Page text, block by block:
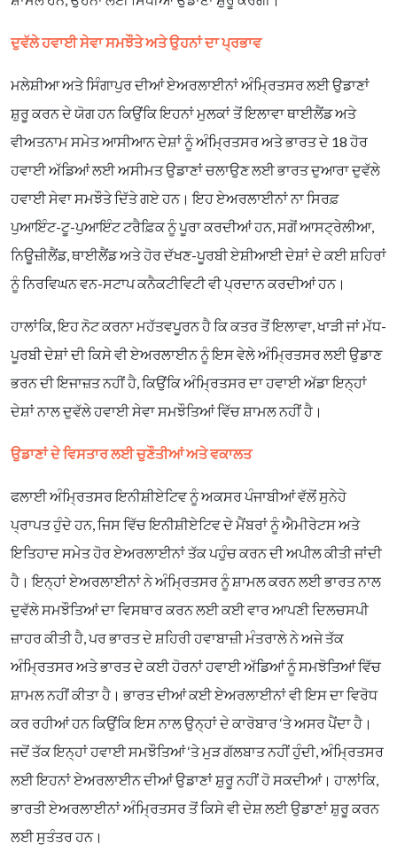
ਦੁਵੱਲੇ ਹਵਾਈ ਸੇਵਾ ਸਮਝੌਤੇ ਅਤੇ ਉਹਨਾਂ ਦਾ ਪ੍ਰਭਾਵ
ਮਲੇਸ਼ੀਆ ਅਤੇ ਸਿੰਗਾਪੁਰ ਦੀਆਂ ਏਅਰਲਾਈਨਾਂ ਅੰਮ੍ਰਿਤਸਰ ਲਈ ਉਡਾਣਾਂ
ਸ਼ੁਰੂ ਕਰਨ ਦੇ ਯੋਗ ਹਨ ਕਿਉਂਕਿ ਇਹਨਾਂ ਮੁਲਕਾਂ ਤੋਂ ਇਲਾਵਾ ਥਾਈਲੈਂਡ ਅਤੇ
ਵੀਅਤਨਾਮ ਸਮੇਤ ਆਸੀਆਨ ਦੇਸ਼ਾਂ ਨੂੰ ਅੰਮ੍ਰਿਤਸਰ ਅਤੇ ਭਾਰਤ ਦੇ 18 ਹੋਰ
ਹਵਾਈ ਅੱਡਿਆਂ ਲਈ ਅਸੀਮਤ ਉਡਾਣਾਂ ਚਲਾਉਣ ਲਈ ਭਾਰਤ ਦੁਆਰਾ ਦੁਵੱਲੇ
ਹਵਾਈ ਸੇਵਾ ਸਮਝੌਤੇ ਦਿੱਤੇ ਗਏ ਹਨ। ਇਹ ਏਅਰਲਾਈਨਾਂ ਨਾ ਸਿਰਫ਼
ਪੁਆਇੰਟ-ਟੂ-ਪੁਆਇੰਟ ਟਰੈਫ਼ਿਕ ਨੂੰ ਪੂਰਾ ਕਰਦੀਆਂ ਹਨ, ਸਗੋਂ ਆਸਟ੍ਰੇਲੀਆ,
ਨਿਊਜ਼ੀਲੈਂਡ, ਥਾਈਲੈਂਡ ਅਤੇ ਹੋਰ ਦੱਖਣ-ਪੂਰਬੀ ਏਸ਼ੀਆਈ ਦੇਸ਼ਾਂ ਦੇ ਕਈ ਸ਼ਹਿਰਾਂ
ਨੂੰ ਨਿਰਵਿਘਨ ਵਨ-ਸਟਾਪ ਕਨੈਕਟੀਵਿਟੀ ਵੀ ਪ੍ਰਦਾਨ ਕਰਦੀਆਂ ਹਨ।
ਹਾਲਾਂਕਿ, ਇਹ ਨੋਟ ਕਰਨਾ ਮਹੱਤਵਪੂਰਨ ਹੈ ਕਿ ਕਤਰ ਤੋਂ ਇਲਾਵਾ, ਖਾੜੀ ਜਾਂ ਮੱਧ-
ਪੂਰਬੀ ਦੇਸ਼ਾਂ ਦੀ ਕਿਸੇ ਵੀ ਏਅਰਲਾਈਨ ਨੂੰ ਇਸ ਵੇਲੇ ਅੰਮ੍ਰਿਤਸਰ ਲਈ ਉਡਾਣ
ਭਰਨ ਦੀ ਇਜਾਜ਼ਤ ਨਹੀਂ ਹੈ, ਕਿਉਂਕਿ ਅੰਮ੍ਰਿਤਸਰ ਦਾ ਹਵਾਈ ਅੱਡਾ ਇਨ੍ਹਾਂ
ਦੇਸ਼ਾਂ ਨਾਲ ਦੁਵੱਲੇ ਹਵਾਈ ਸੇਵਾ ਸਮਝੌਤਿਆਂ ਵਿੱਚ ਸ਼ਾਮਲ ਨਹੀਂ ਹੈ।
ਉਡਾਣਾਂ ਦੇ ਵਿਸਤਾਰ ਲਈ ਚੁਣੌਤੀਆਂ ਅਤੇ ਵਕਾਲਤ
ਫਲਾਈ ਅੰਮ੍ਰਿਤਸਰ ਇਨੀਸ਼ੀਏਟਿਵ ਨੂੰ ਅਕਸਰ ਪੰਜਾਬੀਆਂ ਵੱਲੋਂ ਸੁਨੇਹੇ
ਪ੍ਰਾਪਤ ਹੁੰਦੇ ਹਨ, ਜਿਸ ਵਿੱਚ ਇਨੀਸ਼ੀਏਟਿਵ ਦੇ ਮੈਂਬਰਾਂ ਨੂੰ ਐਮੀਰੇਟਸ ਅਤੇ
ਇਤਿਹਾਦ ਸਮੇਤ ਹੋਰ ਏਅਰਲਾਈਨਾਂ ਤੱਕ ਪਹੁੰਚ ਕਰਨ ਦੀ ਅਪੀਲ ਕੀਤੀ ਜਾਂਦੀ
ਹੈ। ਇਨ੍ਹਾਂ ਏਅਰਲਾਈਨਾਂ ਨੇ ਅੰਮ੍ਰਿਤਸਰ ਨੂੰ ਸ਼ਾਮਲ ਕਰਨ ਲਈ ਭਾਰਤ ਨਾਲ
ਦੁਵੱਲੇ ਸਮਝੌਤਿਆਂ ਦਾ ਵਿਸਥਾਰ ਕਰਨ ਲਈ ਕਈ ਵਾਰ ਆਪਣੀ ਦਿਲਚਸਪੀ
ਜ਼ਾਹਰ ਕੀਤੀ ਹੈ, ਪਰ ਭਾਰਤ ਦੇ ਸ਼ਹਿਰੀ ਹਵਾਬਾਜ਼ੀ ਮੰਤਰਾਲੇ ਨੇ ਅਜੇ ਤੱਕ
ਅੰਮ੍ਰਿਤਸਰ ਅਤੇ ਭਾਰਤ ਦੇ ਕਈ ਹੋਰਨਾਂ ਹਵਾਈ ਅੱਡਿਆਂ ਨੂੰ ਸਮਝੋਤਿਆਂ ਵਿੱਚ
ਸ਼ਾਮਲ ਨਹੀਂ ਕੀਤਾ ਹੈ। ਭਾਰਤ ਦੀਆਂ ਕਈ ਏਅਰਲਾਈਨਾਂ ਵੀ ਇਸ ਦਾ ਵਿਰੋਧ
ਕਰ ਰਹੀਆਂ ਹਨ ਕਿਉਂਕਿ ਇਸ ਨਾਲ ਉਨ੍ਹਾਂ ਦੇ ਕਾਰੋਬਾਰ ‘ਤੇ ਅਸਰ ਪੈਂਦਾ ਹੈ।
ਜਦੋਂ ਤੱਕ ਇਨ੍ਹਾਂ ਹਵਾਈ ਸਮਝੌਤਿਆਂ ‘ਤੇ ਮੁੜ ਗੱਲਬਾਤ ਨਹੀਂ ਹੁੰਦੀ, ਅੰਮ੍ਰਿਤਸਰ
ਲਈ ਇਹਨਾਂ ਏਅਰਲਾਈਨ ਦੀਆਂ ਉਡਾਣਾਂ ਸ਼ੁਰੂ ਨਹੀਂ ਹੋ ਸਕਦੀਆਂ। ਹਾਲਾਂਕਿ,
ਭਾਰਤੀ ਏਅਰਲਾਈਨਾਂ ਅੰਮ੍ਰਿਤਸਰ ਤੋਂ ਕਿਸੇ ਵੀ ਦੇਸ਼ ਲਈ ਉਡਾਣਾਂ ਸ਼ੁਰੂ ਕਰਨ
ਲਈ ਸੁਤੰਤਰ ਹਨ।